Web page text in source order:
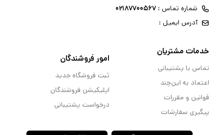
شماره تماس : ۰۲۱۸۷۷۰۰۵۶۷
آدرس ایمیل :
خدمات مشتریان
تماس با پشتیبانی
اعتماد به این‌چند
قوانین و مقررات
پیگیری سفارشات
امور فروشندگان
ثبت فروشگاه جدید
اپلیکیشن فروشندگان
درخواست پشتیبانی